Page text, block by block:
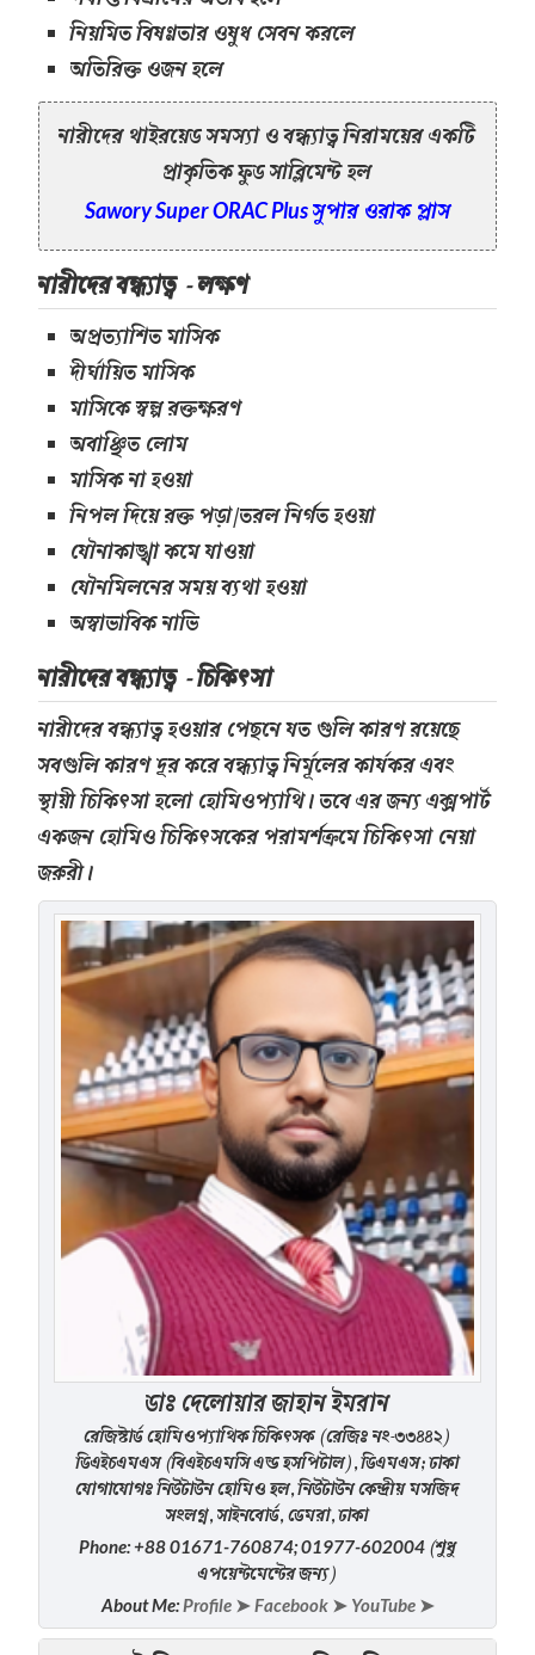
নিয়মিত বিষণ্ণতার ওষুধ সেবন করলে
অতিরিক্ত ওজন হলে
নারীদের থাইরয়েড সমস্যা ও বন্ধ্যাত্ব নিরাময়ের একটি
প্রাকৃতিক ফুড সাব্লিমেন্ট হল
Sawory Super ORAC Plusসুপার ওরাক প্লাস
নারীদের বন্ধ্যাত্ব - লক্ষণ
অপ্রত্যাশিত মাসিক
দীর্ঘায়িত মাসিক
মাসিকে স্বল্প রক্তক্ষরণ
অবাঞ্ছিত লোম
মাসিক না হওয়া
নিপল দিয়ে রক্ত পড়া/তরল নির্গত হওয়া
যৌনাকাঙ্খা কমে যাওয়া
যৌনমিলনের সময় ব্যথা হওয়া
অস্বাভাবিক নাভি
নারীদের বন্ধ্যাত্ব - চিকিৎসা
নারীদের বন্ধ্যাত্ব হওয়ার পেছনে যত গুলি কারণ রয়েছে
সবগুলি কারণ দূর করে বন্ধ্যাত্ব নির্মূলের কার্যকর এবং
স্থায়ী চিকিৎসা হলো হোমিওপ্যাথি। তবে এর জন্য এক্সপার্ট
একজন হোমিও চিকিৎসকের পরামর্শক্রমে চিকিৎসা নেয়া
জরুরী।
ডাঃ দেলোয়ার জাহান ইমরান
রেজিস্টার্ড হোমিওপ্যাথিক চিকিৎসক (রেজিঃ নং-৩৩৪৪২)
ডিএইচএমএস (বিএইচএমসি এন্ড হসপিটাল), ডিএমএস; ঢাকা
যোগাযোগঃ নিউটাউন হোমিও হল, নিউটাউন কেন্দ্রীয় মসজিদ
সংলগ্ন, সাইনবোর্ড, ডেমরা, ঢাকা
Phone: +88 01671-760874; 01977-602004 (শুধু
এপয়েন্টমেন্টের জন্য)
About Me:Profile ➤Facebook ➤ YouTube ➤